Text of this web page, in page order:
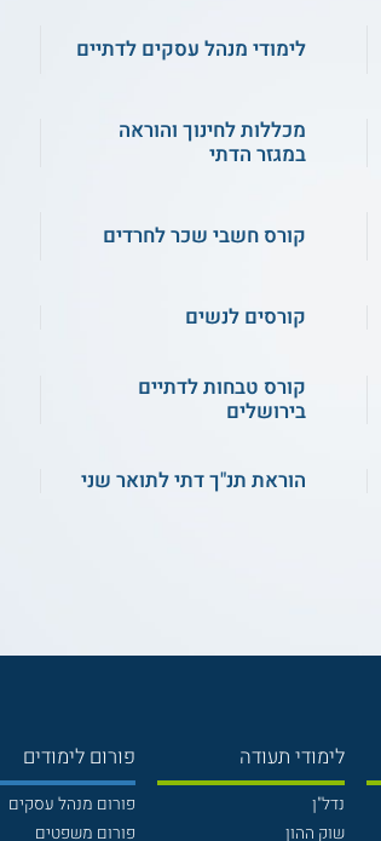
לימודי מנהל עסקים לדתיים
מכללות לחינוך והוראה
במגזר הדתי
קורס חשבי שכר לחרדים
קורסים לנשים
קורס טבחות לדתיים
בירושלים
הוראת תנ"ך דתי לתואר שני
לימודי תעודה
נדל"ן
שוק ההון
פורום לימודים
פורום מנהל עסקים
פורום משפטים